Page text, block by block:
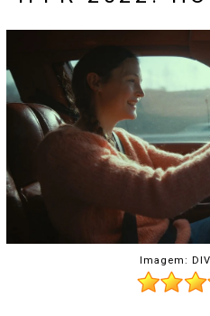
Imagem: